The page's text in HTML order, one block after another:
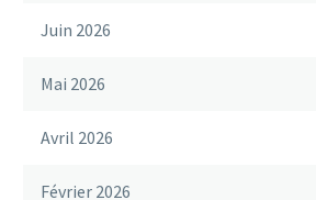
Juin 2026
Mai 2026
Avril 2026
Février 2026